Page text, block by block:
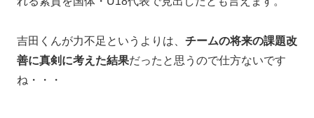
吉田くんが力不足というよりは、 チームの将来の課題改
善に真剣に考えた結果だったと思うので仕方ないです
ね・・・